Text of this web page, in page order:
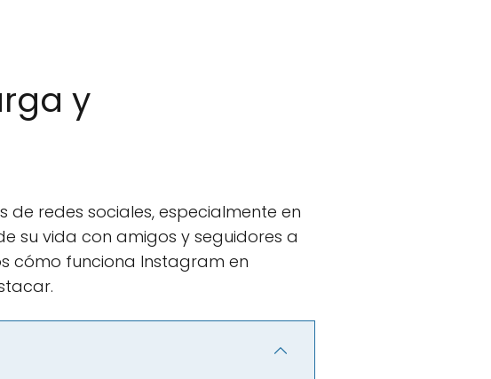
y
redes sociales, especialmente en
su vida con amigos y seguidores a
cómo funciona Instagram en